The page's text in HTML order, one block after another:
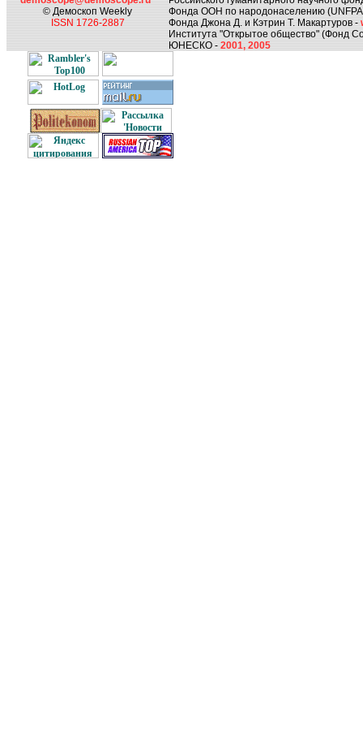
© Демоскоп Weekly
ISSN 1726-2887
Фонда ООН по народонаселению
Фонда Джона Д. и Кэтрин Т. Макартуров -
Института "Открытое общество" (Фонд
ЮНЕСКО -2001, 2005